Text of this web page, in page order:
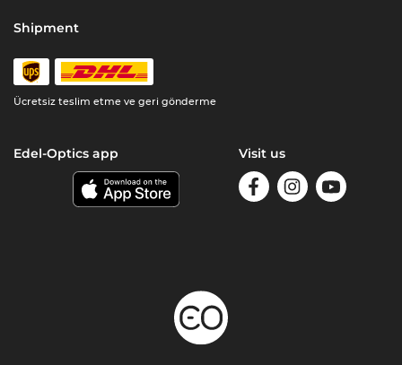
Shipment
Ücretsiz teslim etme ve geri gönderme
Edel-Optics app Visit us